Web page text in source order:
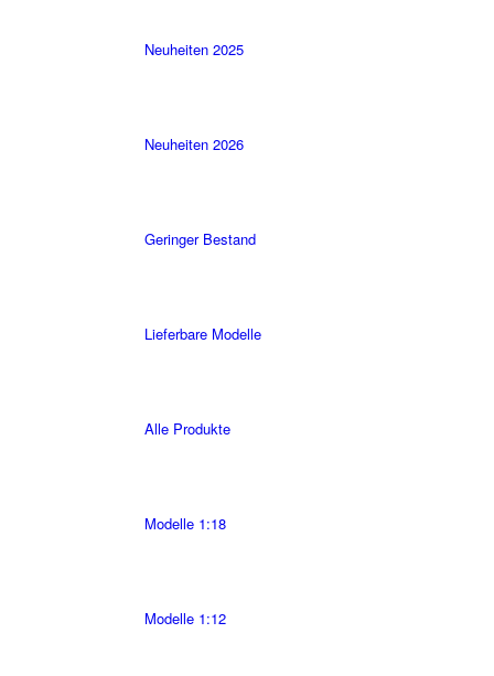
Neuheiten 2025
Neuheiten 2026
Geringer Bestand
Lieferbare Modelle
Alle Produkte
Modelle 1:18
Modelle 1:12